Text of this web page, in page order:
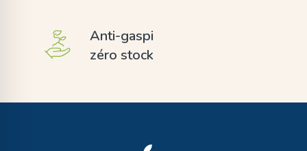
Anti-gaspi
zéro stock